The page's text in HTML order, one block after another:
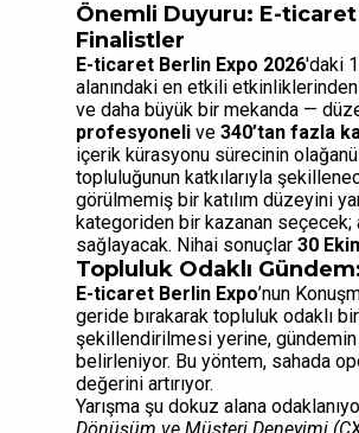
Önemli Duyuru: E-ticaret
Finalistler
E-ticaret Berlin Expo 2026'daki
alanındaki en etkili
ve daha büyük bir mekanda —
profesyoneli ve 340’tan fazla
içerik kürasyonu sürecinin
topluluğunun katkılarıyla
görülmemiş bir katılım düzeyini
kategoriden bir kazanan seçecek;
sağlayacak. Nihai sonuçlar 30
Topluluk Odaklı
E-ticaret Berlin Expo’nun
geride bırakarak topluluk odaklı
şekillendirilmesi yerine, gündemin
belirleniyor. Bu yöntem, sahada
değerini artırıyor.
Yarışma şu dokuz alana